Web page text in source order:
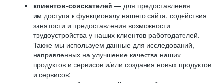
клиентов-соискателей — для предоставления
им доступа к функционалу нашего сайта, содействия
занятости и предоставления возможности
трудоустройства у наших клиентов-работодателей.
Также мы используем данные для исследований,
направленных на улучшение качества наших
продуктов и сервисов и/или создания новых продуктов
и сервисов;